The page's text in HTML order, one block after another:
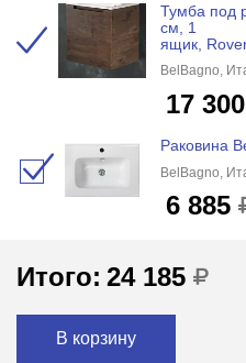
Тумба под
см, 1
ящик,
BelBagno,
17 300
Раковина
BelBagno,
6 885
Итого: 24 185
В корзину